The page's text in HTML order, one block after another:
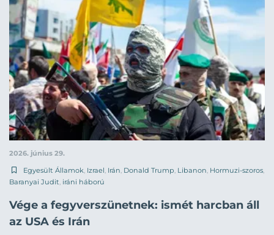
2026. június 29.
Egyesült Államok Izrael Irán Donald Trump Libanon Hormuzi-szoros
Baranyai Judit iráni háború
Vége a fegyverszünetnek: ismét harcban áll
az USA és Irán